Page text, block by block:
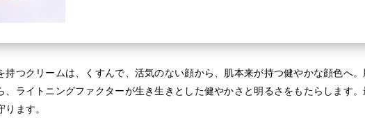
持つクリームは、くすんで、活気のない顔から、肌本来が持つ健やかな顔色へ
、ライトニングファクターが生き生きとした健やかさと明るさをもたらします
ます。